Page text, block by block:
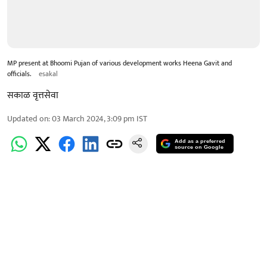
MP present at Bhoomi Pujan of various development works Heena Gavit and
officials.
esakal
सकाळ वृत्तसेवा
Updated on:03 March 2024, 3:09 pm IST
Add as a preferred
source on Google